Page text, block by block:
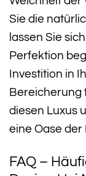
Sie die
lassen Sie
Perfektion
Investition in
Bereicherung
diesen Luxus
eine Oase
FAQ –